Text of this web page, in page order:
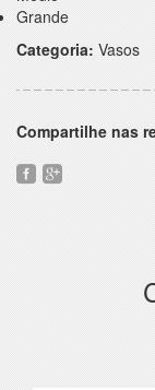
Grande
Categoria: Vasos
Compartilhe nas